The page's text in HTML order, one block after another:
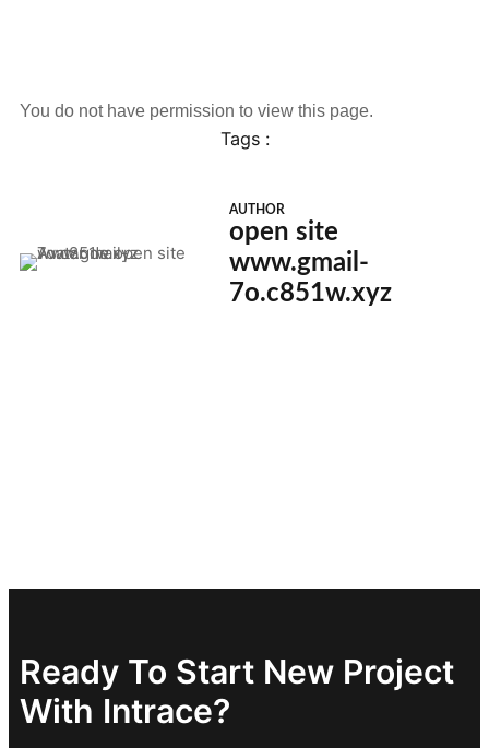
You do not have permission to view this page.
Tags :
AUTHOR
open site
www.gmail-
7o.c851w.xyz
Ready To Start New Project
With Intrace?